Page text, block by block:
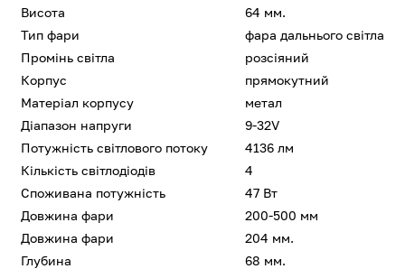
Висота
64 мм.
Тип фари
фара дальнього світла
Промінь світла
розсіяний
Корпус
прямокутний
Матеріал корпусу
метал
Діапазон напруги
9-32V
Потужність світлового потоку
4136 лм
Кількість світлодіодів
4
Споживана потужність
47 Вт
Довжина фари
200-500 мм
Довжина фари
204 мм.
Глубина
68 мм.